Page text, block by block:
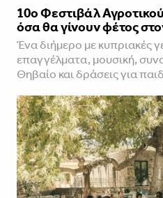
10ο Φεστιβάλ
όσα θα γίνουν φέτος
Ένα διήμερο με κυπριακές
επαγγέλματα, μουσική,
Θηβαίο και δράσεις για